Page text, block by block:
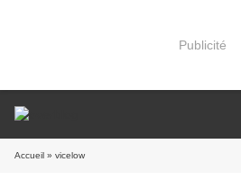
Publicité
Accueil » vicelow